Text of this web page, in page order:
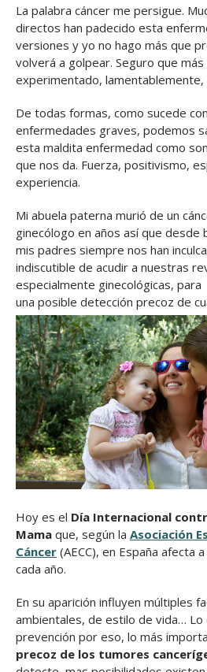
La palabra cáncer me persigue.
directos han padecido esta
versiones y yo no hago más que
volverá a golpear. Seguro que
experimentado, lamentablemente,
De todas formas, como sucede
enfermedades graves, podemos
esta maldita enfermedad como
que nos da. Fuerza, positivismo,
experiencia.
Mi abuela paterna murió de un
ginecólogo en años así que desde
mis padres siempre nos han
indiscutible de acudir a nuestras
especialmente ginecológicas,
una posible detección precoz de
Hoy es el Día Internacional
Mama que, según la Asociación
Cáncer (AECC), en España afecta
cada año.
En su aparición influyen múltiples
ambientales, de estilo de vida… Lo
prevención por eso, lo más
precoz de los tumores